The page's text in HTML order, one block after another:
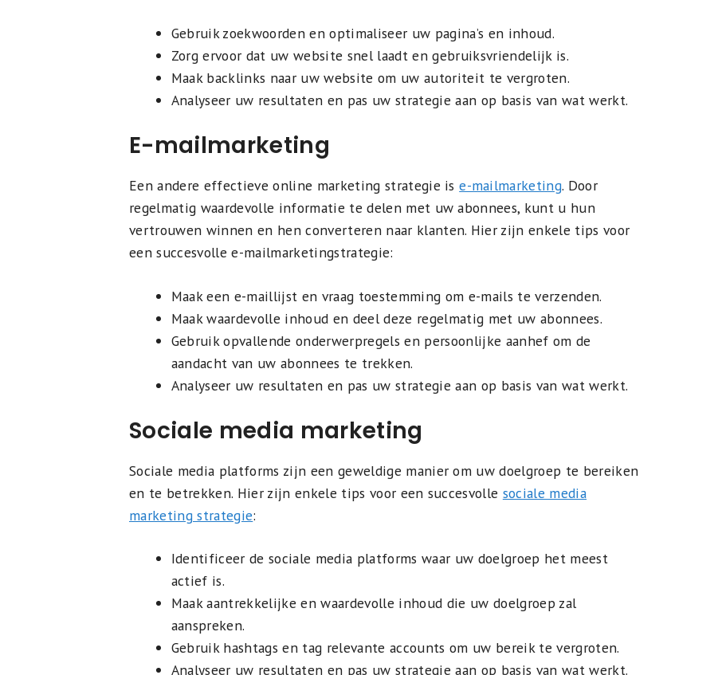
Gebruik zoekwoorden en optimaliseer uw pagina’s en inhoud.
Zorg ervoor dat uw website snel laadt en gebruiksvriendelijk is.
Maak backlinks naar uw website om uw autoriteit te vergroten.
Analyseer uw resultaten en pas uw strategie aan op basis van wat werkt.
E-mailmarketing
Een andere effectieve online marketing strategie ise-mailmarketing. Door
regelmatig waardevolle informatie te delen met uw abonnees, kunt u hun
vertrouwen winnen en hen converteren naar klanten. Hier zijn enkele tips voor
een succesvolle e-mailmarketingstrategie:
Maak een e-maillijst en vraag toestemming om e-mails te verzenden.
Maak waardevolle inhoud en deel deze regelmatig met uw abonnees.
Gebruik opvallende onderwerpregels en persoonlijke aanhef om de
aandacht van uw abonnees te trekken.
Analyseer uw resultaten en pas uw strategie aan op basis van wat werkt.
Sociale media marketing
Sociale media platforms zijn een geweldige manier om uw doelgroep te bereiken
en te betrekken. Hier zijn enkele tips voor een succesvolle sociale media
marketing strategie:
Identificeer de sociale media platforms waar uw doelgroep het meest
actief is.
Maak aantrekkelijke en waardevolle inhoud die uw doelgroep zal
aanspreken.
Gebruik hashtags en tag relevante accounts om uw bereik te vergroten.
Analyseer uw resultaten en pas uw strategie aan op basis van wat werkt.